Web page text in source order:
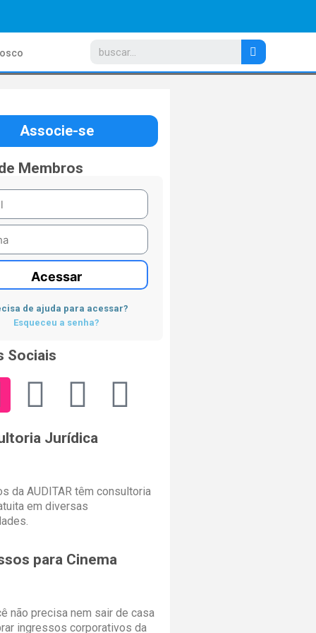
Associe-se
Membros
Acessar
de ajuda para acessar?
Esqueceu a senha?
Sociais
Jurídica
da AUDITAR têm consultoria
em diversas
para Cinema
não precisa nem sair de casa
ingressos corporativos da